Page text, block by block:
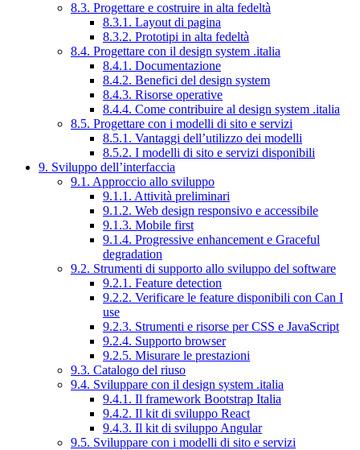
8.3. Progettare e costruire in alta fedeltà
8.3.1. Layout di pagina
8.3.2. Prototipi in alta fedeltà
8.4. Progettare con il design system .italia
8.4.1. Documentazione
8.4.2. Benefici del design system
8.4.3. Risorse operative
8.4.4. Come contribuire al design system .italia
8.5. Progettare con i modelli di sito e servizi
8.5.1. Vantaggi dell’utilizzo dei modelli
8.5.2. I modelli di sito e servizi disponibili
9. Sviluppo dell’interfaccia
9.1. Approccio allo sviluppo
9.1.1. Attività preliminari
9.1.2. Web design responsivo e accessibile
9.1.3. Mobile first
9.1.4. Progressive enhancement e Graceful
degradation
9.2. Strumenti di supporto allo sviluppo del software
9.2.1. Feature detection
9.2.2. Verificare le feature disponibili con Can I
use
9.2.3. Strumenti e risorse per CSS e JavaScript
9.2.4. Supporto browser
9.2.5. Misurare le prestazioni
9.3. Catalogo del riuso
9.4. Sviluppare con il design system .italia
9.4.1. Il framework Bootstrap Italia
9.4.2. Il kit di sviluppo React
9.4.3. Il kit di sviluppo Angular
9.5. Sviluppare con i modelli di sito e servizi